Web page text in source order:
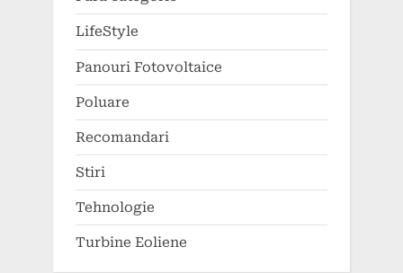
LifeStyle
Panouri Fotovoltaice
Poluare
Recomandari
Stiri
Tehnologie
Turbine Eoliene